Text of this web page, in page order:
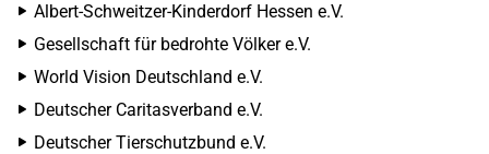
Albert-Schweitzer-Kinderdorf Hessen e.V.
Gesellschaft für bedrohte Völker e.V.
World Vision Deutschland e.V.
Deutscher Caritasverband e.V.
Deutscher Tierschutzbund e.V.